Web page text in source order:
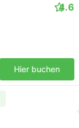
4.6
Hier buchen